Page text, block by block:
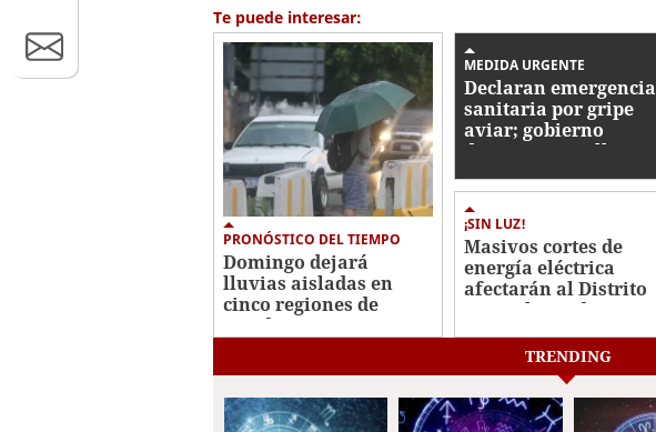
Te puede interesar:
PRONÓSTICO DEL TIEMPO
Domingo dejará
lluvias aisladas en
cinco regiones de
Honduras
MEDIDA URGENTE
Declaran emergencia
sanitaria por gripe
aviar; gobierno
destina L20 millones
¡SIN LUZ!
Masivos cortes de
energía eléctrica
afectarán al Distrito
Central este domingo
28 de junio
TRENDING